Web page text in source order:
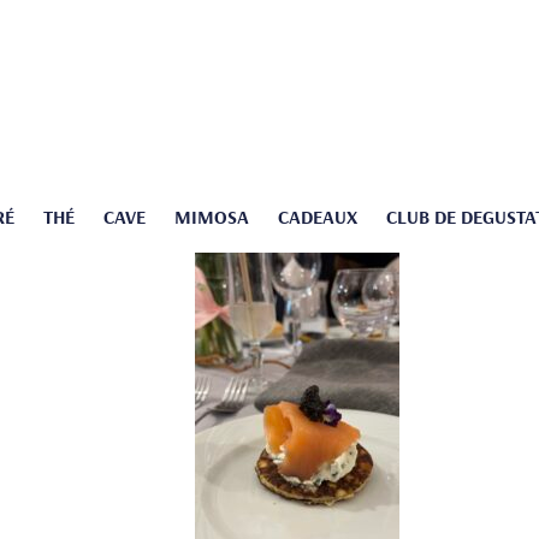
THÉ CAVE MIMOSA CADEAUX CLUB DE